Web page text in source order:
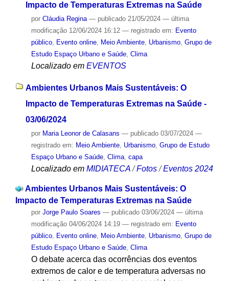
Impacto de Temperaturas Extremas na Saúde
por Cláudia Regina — publicado21/05/2024 — última
modificação12/06/2024 16:12 — registrado em: Evento
público, Evento online, Meio Ambiente, Urbanismo, Grupo de
Estudo Espaço Urbano e Saúde, Clima
Localizado em EVENTOS
Ambientes Urbanos Mais Sustentáveis: O
Impacto de Temperaturas Extremas na Saúde -
03/06/2024
por Maria Leonor de Calasans — publicado03/07/2024 —
registrado em: Meio Ambiente, Urbanismo, Grupo de Estudo
Espaço Urbano e Saúde, Clima, capa
Localizado em MIDIATECA /Fotos /Eventos 2024
Ambientes Urbanos Mais Sustentáveis: O
Impacto de Temperaturas Extremas na Saúde
por Jorge Paulo Soares — publicado03/06/2024 — última
modificação04/06/2024 14:19 — registrado em: Evento
público, Evento online, Meio Ambiente, Urbanismo, Grupo de
Estudo Espaço Urbano e Saúde, Clima
O debate acerca das ocorrências dos eventos
extremos de calor e de temperatura adversas no